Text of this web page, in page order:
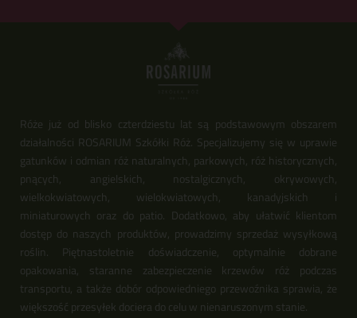
Róże już od blisko czterdziestu lat są podstawowym obszarem
działalności ROSARIUM Szkółki Róż. Specjalizujemy się w uprawie
gatunków i odmian róż naturalnych, parkowych, róż historycznych,
pnących, angielskich, nostalgicznych, okrywowych,
wielkokwiatowych, wielokwiatowych, kanadyjskich i
miniaturowych oraz do patio. Dodatkowo, aby ułatwić klientom
dostęp do naszych produktów, prowadzimy sprzedaż wysyłkową
roślin. Piętnastoletnie doświadczenie, optymalnie dobrane
opakowania, staranne zabezpieczenie krzewów róż podczas
transportu, a także dobór odpowiedniego przewoźnika sprawia, że
większość przesyłek dociera do celu w nienaruszonym stanie.